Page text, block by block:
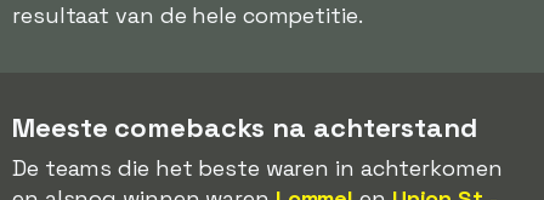
resultaat van de hele competitie.
Meeste comebacks na achterstand
De teams die het beste waren in achterkomen